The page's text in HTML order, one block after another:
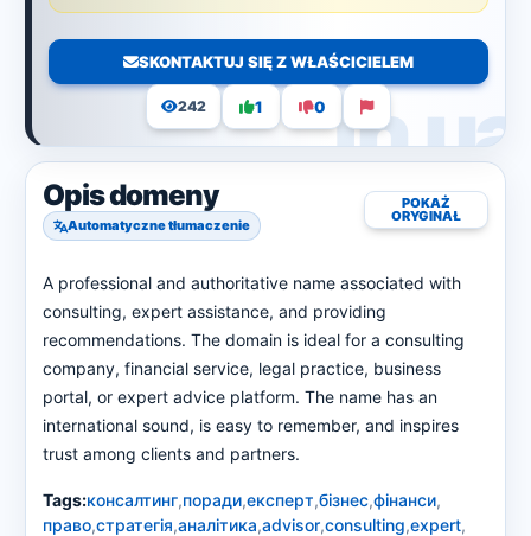
SKONTAKTUJ SIĘ Z WŁAŚCICIELEM
242 1 0
Opis domeny
Automatyczne tłumaczenie
POKAŻ
ORYGINAŁ
A professional and authoritative name associated with
consulting, expert assistance, and providing
recommendations. The domain is ideal for a consulting
company, financial service, legal practice, business
portal, or expert advice platform. The name has an
international sound, is easy to remember, and inspires
trust among clients and partners.
Tags:консалтинг,поради,експерт,бізнес,фінанси,
право,стратегія,аналітика,advisor,consulting,expert,